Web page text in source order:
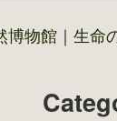
博物館｜生命